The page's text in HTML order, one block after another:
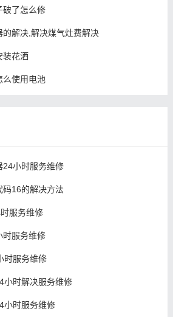
破了怎么修
的解决,解决煤气灶费解决
装花洒
么使用电池
24小时服务维修
码16的解决方法
服务维修
时服务维修
时服务维修
小时解决服务维修
小时服务维修